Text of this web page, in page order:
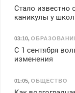
Стало известно
каникулы у
03:10,
С 1 сентября
изменения
01:05, ОБЩЕСТВО